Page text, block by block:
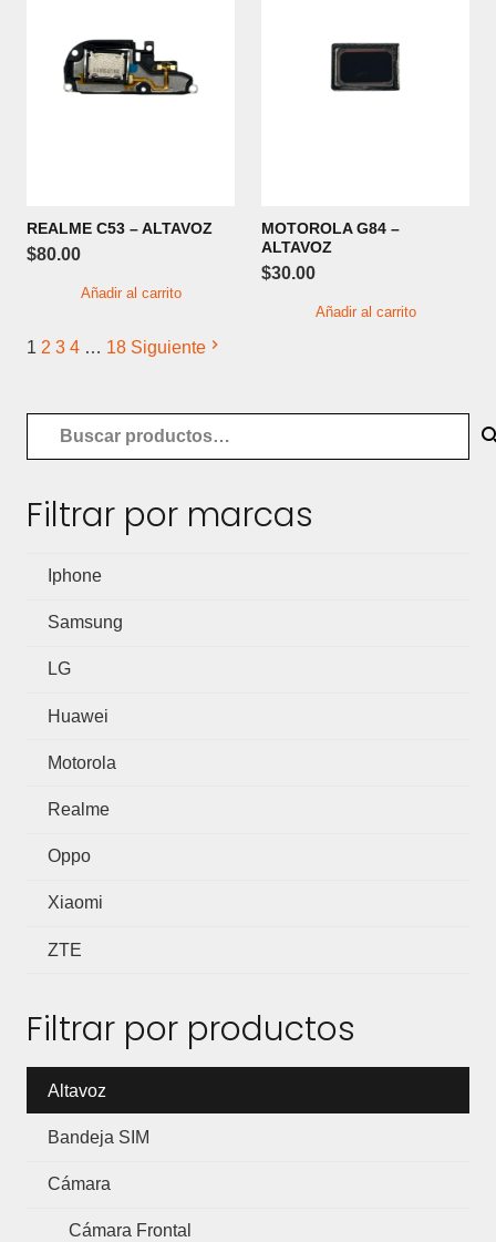
REALME C53 – ALTAVOZ
$80.00
Añadir al carrito
MOTOROLA G84 –
ALTAVOZ
$30.00
Añadir al carrito
1 2 3 4 … 18 Siguiente
Filtrar por marcas
Iphone
Samsung
LG
Huawei
Motorola
Realme
Oppo
Xiaomi
ZTE
Filtrar por productos
Altavoz
Bandeja SIM
Cámara
Cámara Frontal